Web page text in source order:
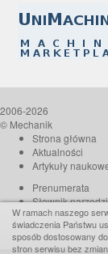
2006-2026
© Mechanik
Strona główna
Aktualności
Artykuły
Prenumerata
Słownik
O czasopiśmie
Reklama
Kontakt
W ramach naszego
świadczenia Państwu
sposób dostosowany
stron serwisu bez